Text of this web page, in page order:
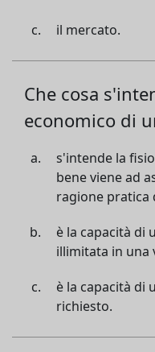
il mercato.
Che cosa
economico di
s'intende la
bene viene ad
ragione pratica
è la capacità di
illimitata in una
è la capacità di
richiesto.